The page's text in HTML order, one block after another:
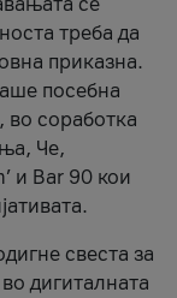
треба да
приказна.
посебна
во соработка
Че,
и Bar 90 кои
свеста за
дигиталната